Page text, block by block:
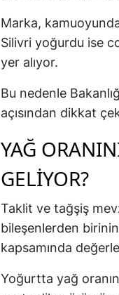
Marka,
Silivri yoğurdu ise
yer alıyor.
Bu nedenle
açısından dikkat
YAĞ
GELIYOR?
Taklit ve tağşiş
bileşenlerden birinin
kapsamında
Yoğurtta yağ